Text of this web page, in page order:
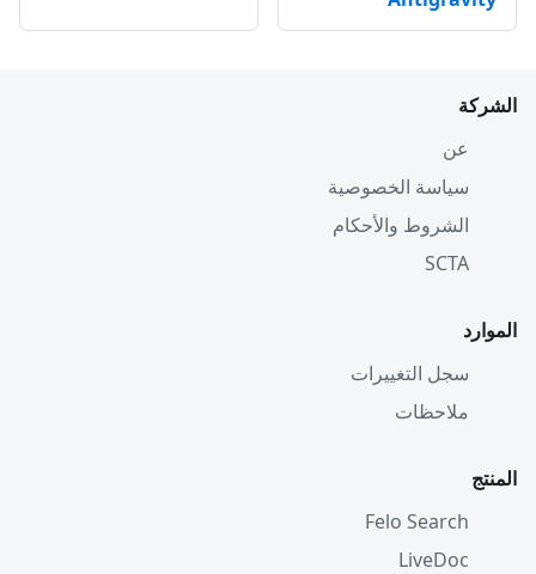
الشركة
عن
سياسة الخصوصية
الشروط والأحكام
SCTA
الموارد
سجل التغييرات
ملاحظات
المنتج
Felo Search
LiveDoc